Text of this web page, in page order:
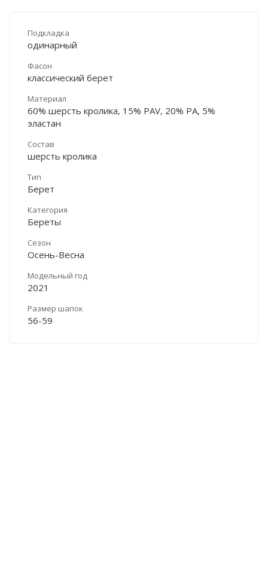
Подкладка
одинарный
Фасон
классический берет
Материал
60% шерсть кролика, 15% PAV, 20% PA, 5%
эластан
Состав
шерсть кролика
Тип
Берет
Категория
Береты
Сезон
Осень-Весна
Модельный год
2021
Размер шапок
56-59